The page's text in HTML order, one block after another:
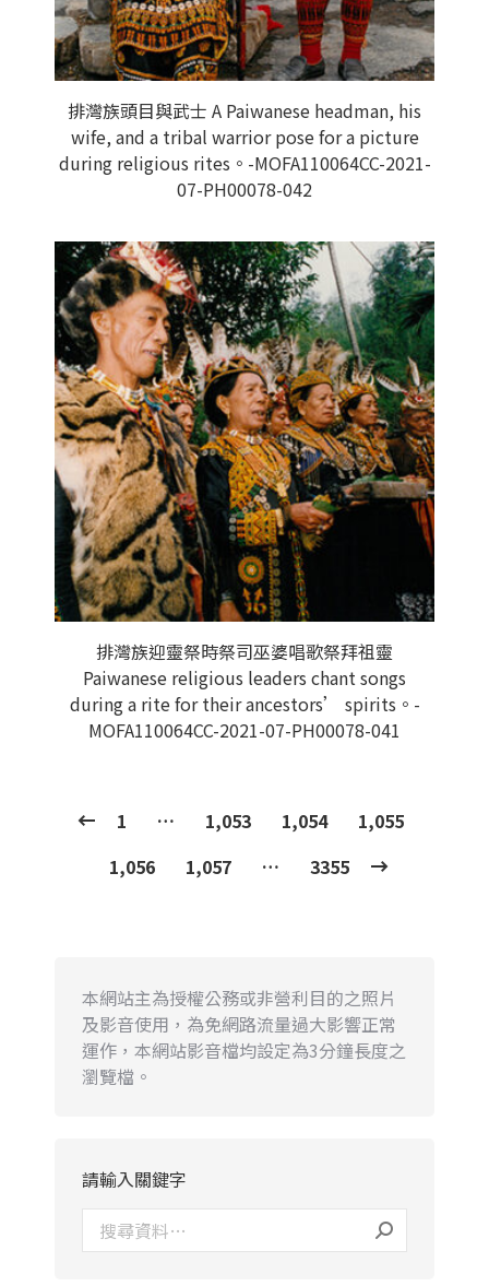
排灣族頭目與武士 A Paiwanese headman, his
wife, and a tribal warrior pose for a picture
during religious rites。-MOFA110064CC-2021-
07-PH00078-042
排灣族迎靈祭時祭司巫婆唱歌祭拜祖靈
Paiwanese religious leaders chant songs
during a rite for their ancestors’ spirits。-
MOFA110064CC-2021-07-PH00078-041
1 … 1,053 1,054
1,055
1,056
1,057 … 3355
本網站主為授權公務或非營利目的之照片
及影音使用，為免網路流量過大影響正常
運作，本網站影音檔均設定為3分鐘長度之
瀏覽檔。
請輸入關鍵字